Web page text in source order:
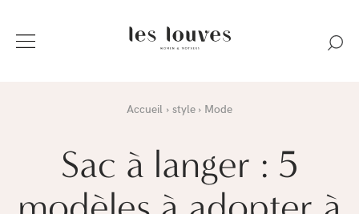
Accueil style Mode
Sac à langer : 5